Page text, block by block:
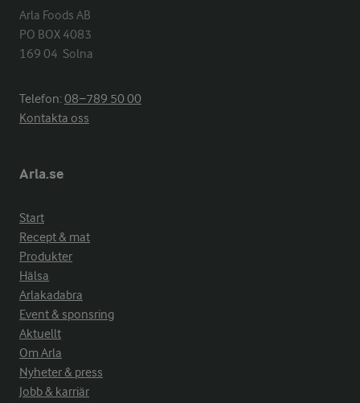
Arla Foods AB
PO BOX 4083
169 04  Solna
Telefon:08−789 50 00
Kontakta oss
Arla.se
Start
Recept & mat
Produkter
Hälsa
Arlakadabra
Event & sponsring
Aktuellt
Om Arla
Nyheter & press
Jobb & karriär